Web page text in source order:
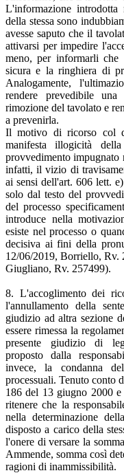
L'informazione
della stessa sono
avesse saputo che il
attivarsi per impedire
meno, per informarli
sicura e la ringhiera di
Analogamente,
rendere prevedibile
rimozione del tavolato e
a prevenirla.
Il motivo di ricorso col
manifesta illogicità
provvedimento impugnato
infatti, il vizio di
ai sensi dell'art. 606 lett.
solo dal testo del
del processo
introduce nella
esiste nel processo o
decisiva ai fini della
12/06/2019, Borriello, Rv.
Giugliano, Rv. 257499).
8. L'accoglimento dei
l'annullamento della
giudizio ad altra sezione
essere rimessa la
presente giudizio di
proposto dalla
invece, la condanna
processuali. Tenuto conto
186 del 13 giugno 2000 e
ritenere che la
nella determinazione
disposto a carico della
l'onere di versare la
Ammende, somma così
ragioni di inammissibilità.